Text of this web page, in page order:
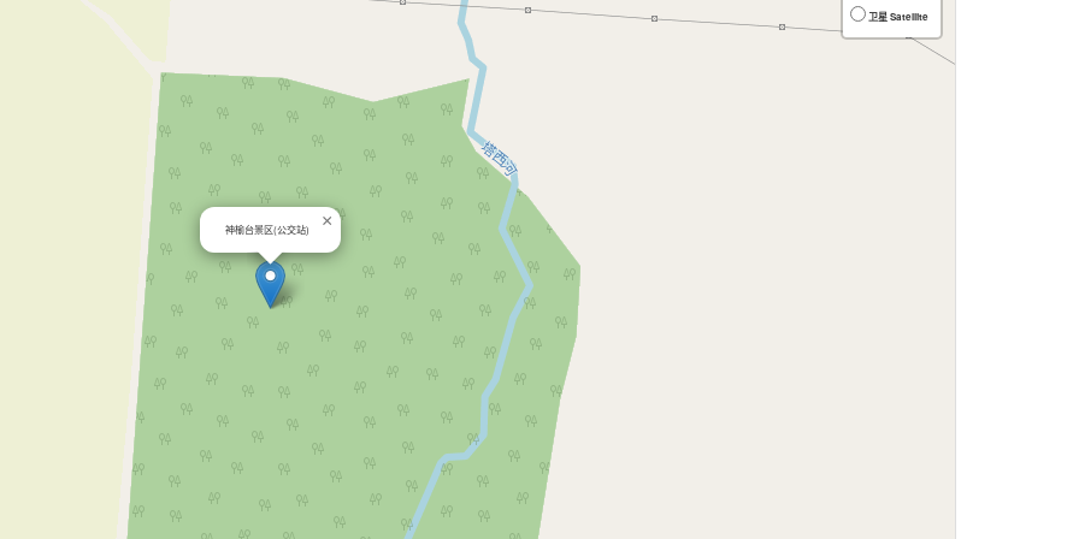
神榆台景区(公交站) ×
卫星 Satellite